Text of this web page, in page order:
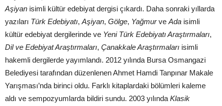
Aşiyan isimli kültür edebiyat dergisi çıkardı. Daha sonraki yıllarda
yazıları Türk Edebiyatı, Aşiyan, Gölge, Yağmurve Ada isimli
kültür edebiyat dergilerinde ve Yeni Türk Edebiyatı Araştırmaları,
Dil ve Edebiyat Araştırmaları, Çanakkale Araştırmaları isimli
hakemli dergilerde yayımlandı. 2012 yılında Bursa Osmangazi
Belediyesi tarafından düzenlenen Ahmet Hamdi Tanpınar Makale
Yarışması’nda birinci oldu. Farklı kitaplardaki bölümleri kaleme
aldı ve sempozyumlarda bildiri sundu. 2003 yılında Klasik